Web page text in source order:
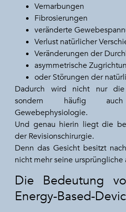
Vernarbungen
Fibrosierungen
veränderte
Verlust natürlicher
Veränderungen der
asymmetrische
oder Störungen der
Dadurch wird nicht nur die
sondern häufig
Gewebephysiologie.
Und genau hierin liegt die
der Revisionschirurgie.
Denn das Gesicht besitzt
nicht mehr seine ursprüngliche
Die Bedeutung
Energy-Based-